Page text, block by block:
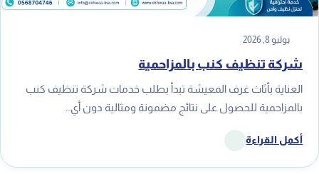
يوليو 8, 2026
شركة تنظيف كنب بالمزاحمية
العناية بأثاث غرف المعيشة تبدأ بطلب خدمات شركة تنظيف كنب
بالمزاحمية للحصول على نتائج مضمونة ومثالية دون أي…
أكمل القراءة